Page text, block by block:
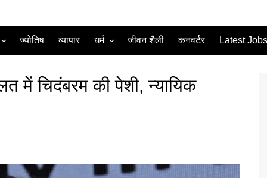
ज्योतिष व्यापार धर्म जीवन शैली कनवर्टर Latest Jobs
में चिदंबरम की पेशी, न्यायिक